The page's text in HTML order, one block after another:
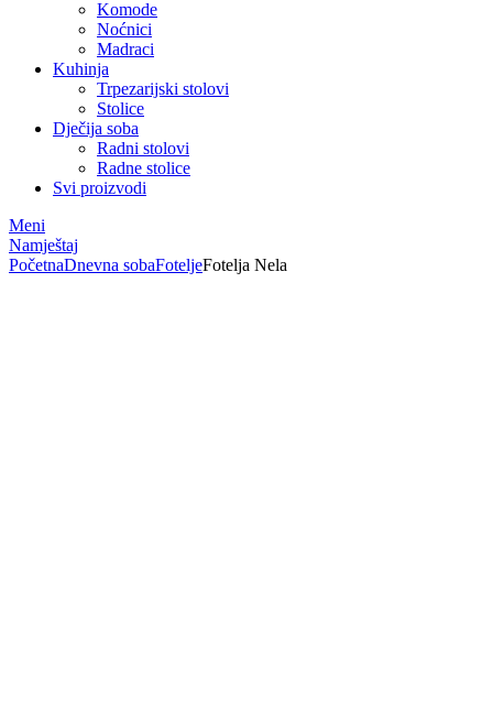
Komode
Noćnici
Madraci
Kuhinja
Trpezarijski stolovi
Stolice
Dječija soba
Radni stolovi
Radne stolice
Svi proizvodi
Meni
Namještaj
PočetnaDnevna sobaFoteljeFotelja Nela